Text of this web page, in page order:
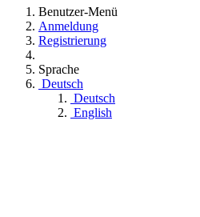
Benutzer-Menü
Anmeldung
Registrierung
Sprache
Deutsch
Deutsch
English